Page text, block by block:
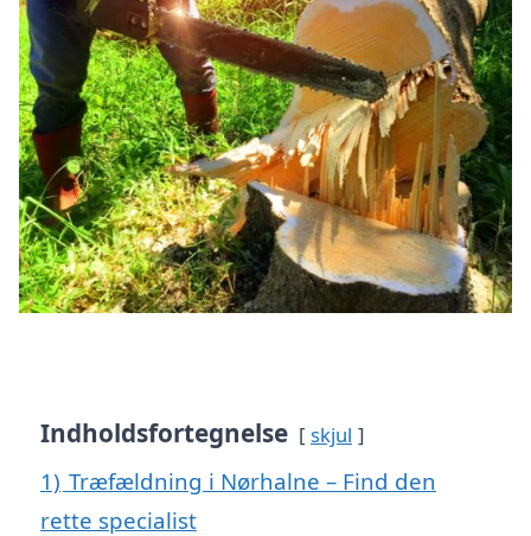
Indholdsfortegnelse skjul
1) Træfældning i Nørhalne – Find den
rette specialist